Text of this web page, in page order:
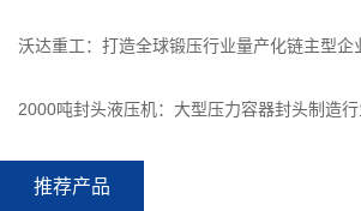
沃达重工：打造全球锻压行业量产化链主型企
2000吨封头液压机：大型压力容器封头制造
推荐产品